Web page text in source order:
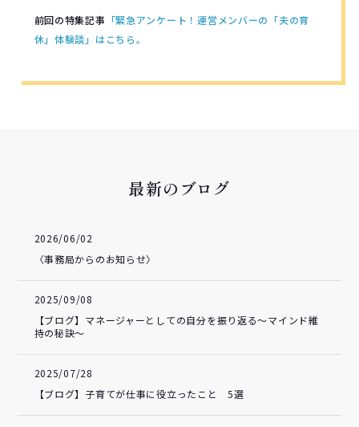
前回の特集記事 「緊急アンケート！運営メンバーの「夫の育
休」体験談」はこちら。
最新のブログ
2026/06/02
〈事務局からのお知らせ〉
2025/09/08
【ブログ】マネージャーとしての自分を振り返る～マインド維
持の秘訣～
2025/07/28
【ブログ】子育てが仕事に役立ったこと 5選